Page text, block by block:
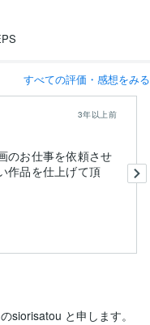
すべての評価・感想をみる
3年以上前
のお仕事を依頼させ
作品を仕上げて頂
siorisatou と申します。